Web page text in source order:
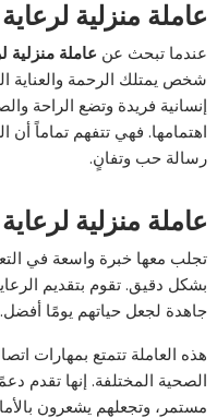
عاملة منزلية
عندما تبحث عن عاملة منزلية
شخص يمتلك الرحمة والعناية
إنسانية فريدة وتضع الراحة
اهتمامها. فهي تتفهم تماماً
رسالة حب وتفانٍ.
عاملة منزلية
تجلب معها خبرة واسعة في
بشكل دقيق. تقوم بتقديم
جاهدة لجعل حياتهم يومًا أفضل.
هذه العاملة تتمتع بمهارات
الصحية المختلفة. إنها تقدم
مستمر، وتجعلهم يشعرون